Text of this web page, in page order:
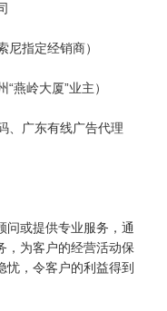
指定经销商）
燕岭大厦”业主）
、广东有线广告代理
问或提供专业服务，通
，为客户的经营活动保
忧，令客户的利益得到